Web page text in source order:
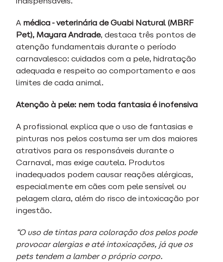
A médica-veterinária de Guabi Natural (MBRF
Pet), Mayara Andrade, destaca três pontos de
atenção fundamentais durante o período
carnavalesco: cuidados com a pele, hidratação
adequada e respeito ao comportamento e aos
limites de cada animal.
Atenção à pele: nem toda fantasia é inofensiva
A profissional explica que o uso de fantasias e
pinturas nos pelos costuma ser um dos maiores
atrativos para os responsáveis durante o
Carnaval, mas exige cautela. Produtos
inadequados podem causar reações alérgicas,
especialmente em cães com pele sensível ou
pelagem clara, além do risco de intoxicação por
ingestão.
“O uso de tintas para coloração dos pelos pode
provocar alergias e até intoxicações, já que os
pets tendem a lamber o próprio corpo.